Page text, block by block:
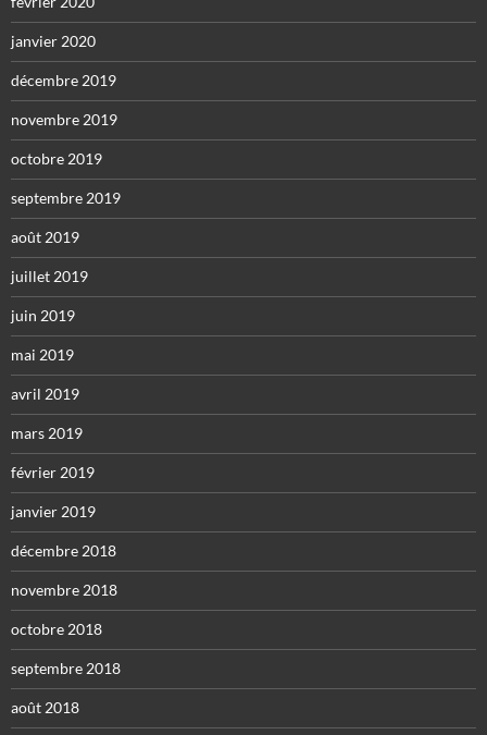
janvier 2020
décembre 2019
novembre 2019
octobre 2019
septembre 2019
août 2019
juillet 2019
juin 2019
mai 2019
avril 2019
mars 2019
février 2019
janvier 2019
décembre 2018
novembre 2018
octobre 2018
septembre 2018
août 2018